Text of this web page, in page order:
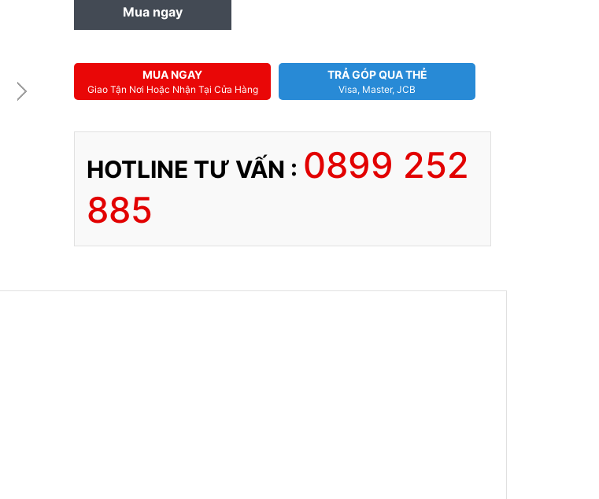
Mua ngay
MUA NGAY
Giao Tận Nơi Hoặc Nhận Tại Cửa Hàng
TRẢ GÓP QUA THẺ
Visa, Master, JCB
HOTLINE TƯ VẤN : 0899 252
885